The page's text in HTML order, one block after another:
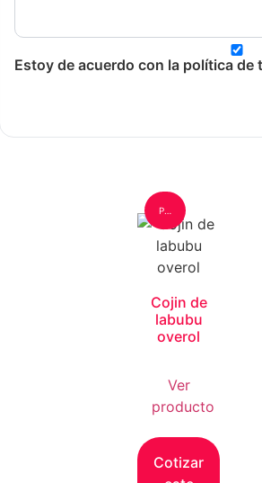
Cotizar
este
Peluche: Grande
Cojin de
labubu
overol
Ver
producto
Cotizar
Estoy de acuerdo con la política de